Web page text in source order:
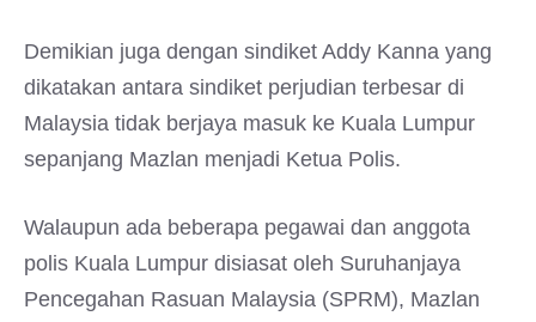
Demikian juga dengan sindiket Addy Kanna yang
dikatakan antara sindiket perjudian terbesar di
Malaysia tidak berjaya masuk ke Kuala Lumpur
sepanjang Mazlan menjadi Ketua Polis.
Walaupun ada beberapa pegawai dan anggota
polis Kuala Lumpur disiasat oleh Suruhanjaya
Pencegahan Rasuan Malaysia (SPRM), Mazlan